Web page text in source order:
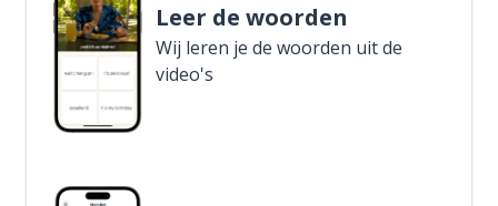
Leer de woorden
Wij leren je de woorden uit de
video's